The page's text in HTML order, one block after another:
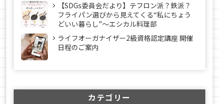
【SDGs委員会だより】テフロン派？鉄派？
フライパン選びから見えてくる“私にちょう
どいい暮らし”～エシカル料理部
ライフオーガナイザー2級資格認定講座 開催
日程のご案内
カテゴリー